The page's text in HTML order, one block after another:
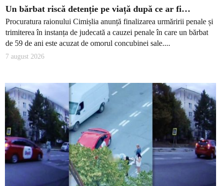
Un bărbat riscă detenție pe viață după ce ar fi…
Procuratura raionului Cimișlia anunță finalizarea urmăririi penale și
trimiterea în instanța de judecată a cauzei penale în care un bărbat
de 59 de ani este acuzat de omorul concubinei sale....
7 august 2026